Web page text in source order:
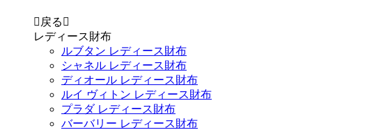
 戻る 
レディース財布
ルブタン レディース財布
シャネル レディース財布
ディオール レディース財布
ルイ ヴィトン レディース財布
プラダ レディース財布
バーバリー レディース財布